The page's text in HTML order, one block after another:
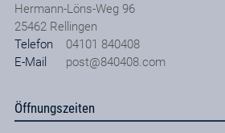
Hermann-Löns-Weg 96
25462 Rellingen
Telefon
04101 840408
E-Mail
post@840408.com
Öffnungszeiten